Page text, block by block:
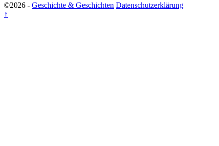
©2026 - Geschichte & Geschichten Datenschutzerklärung
↑